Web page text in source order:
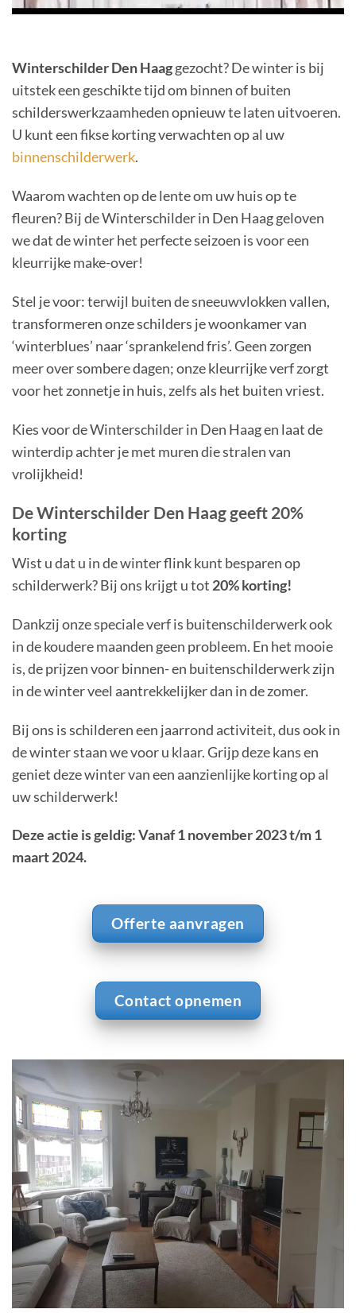
Winterschilder Den Haaggezocht? De winter is bij
uitstek een geschikte tijd om binnen of buiten
schilderswerkzaamheden opnieuw te laten uitvoeren.
U kunt een fikse korting verwachten op al uw
binnenschilderwerk.
Waarom wachten op de lente om uw huis op te
fleuren? Bij de Winterschilder in Den Haag geloven
we dat de winter het perfecte seizoen is voor een
kleurrijke make-over!
Stel je voor: terwijl buiten de sneeuwvlokken vallen,
transformeren onze schilders je woonkamer van
‘winterblues’ naar ‘sprankelend fris’. Geen zorgen
meer over sombere dagen; onze kleurrijke verf zorgt
voor het zonnetje in huis, zelfs als het buiten vriest.
Kies voor de Winterschilder in Den Haag en laat de
winterdip achter je met muren die stralen van
vrolijkheid!
De Winterschilder Den Haag geeft 20%
korting
Wist u dat u in de winter flink kunt besparen op
schilderwerk? Bij ons krijgt u tot 20% korting!
Dankzij onze speciale verf is buitenschilderwerk ook
in de koudere maanden geen probleem. En het mooie
is, de prijzen voor binnen- en buitenschilderwerk zijn
in de winter veel aantrekkelijker dan in de zomer.
Bij ons is schilderen een jaarrond activiteit, dus ook in
de winter staan we voor u klaar. Grijp deze kans en
geniet deze winter van een aanzienlijke korting op al
uw schilderwerk!
Deze actie is geldig: Vanaf 1 november 2023 t/m 1
maart 2024.
Offerte aanvragen
Contact opnemen